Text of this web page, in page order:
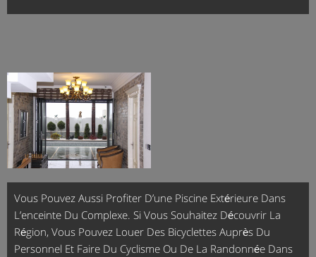
Vous Pouvez Aussi Profiter D’une Piscine Extérieure Dans
L’enceinte Du Complexe. Si Vous Souhaitez Découvrir La
Région, Vous Pouvez Louer Des Bicyclettes Auprès Du
Personnel Et Faire Du Cyclisme Ou De La Randonnée Dans